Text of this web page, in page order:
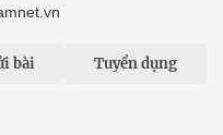
bài Tuyển dụng